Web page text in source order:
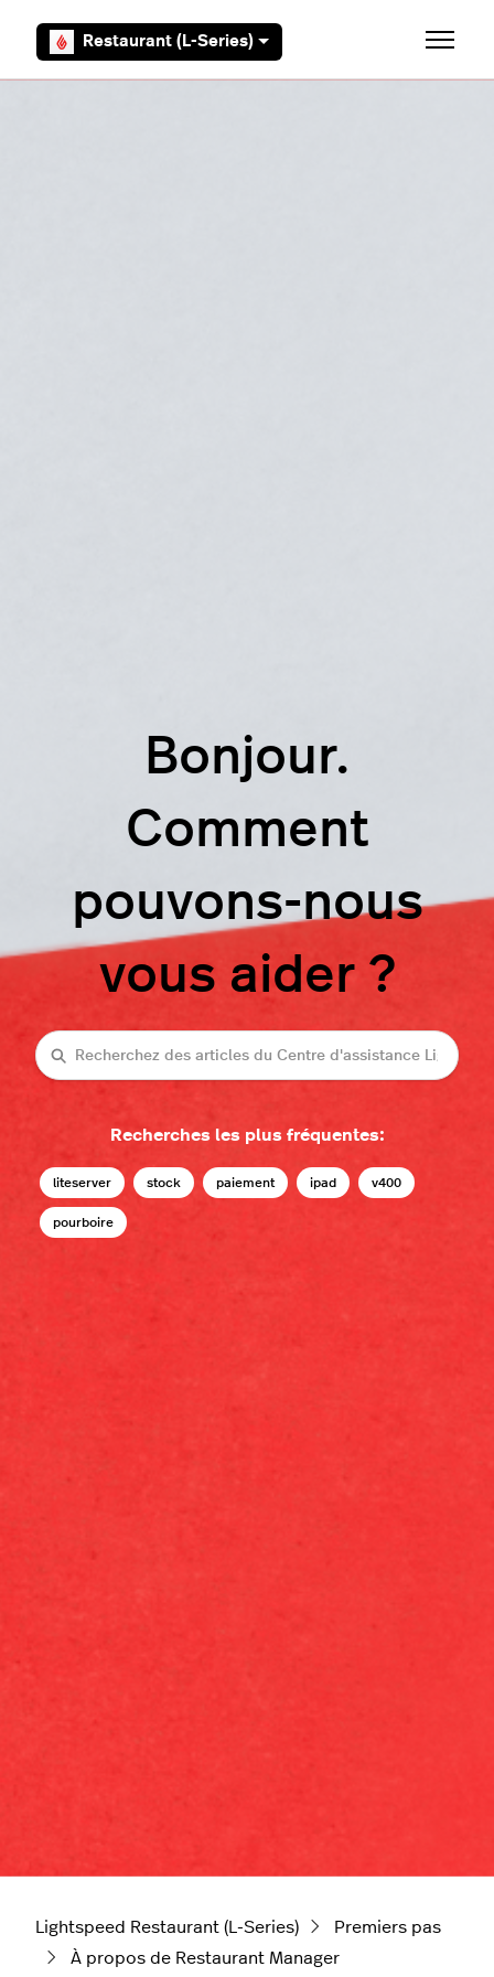
Restaurant (L-Series) Ouvrir/
Bonjour.
Comment
pouvons-nous
vous aider ?
Recherche
Recherches les plus fréquentes:
liteserver stock paiement ipad v400
pourboire
Lightspeed Restaurant (L-Series)
Premiers pas
À propos de Restaurant Manager